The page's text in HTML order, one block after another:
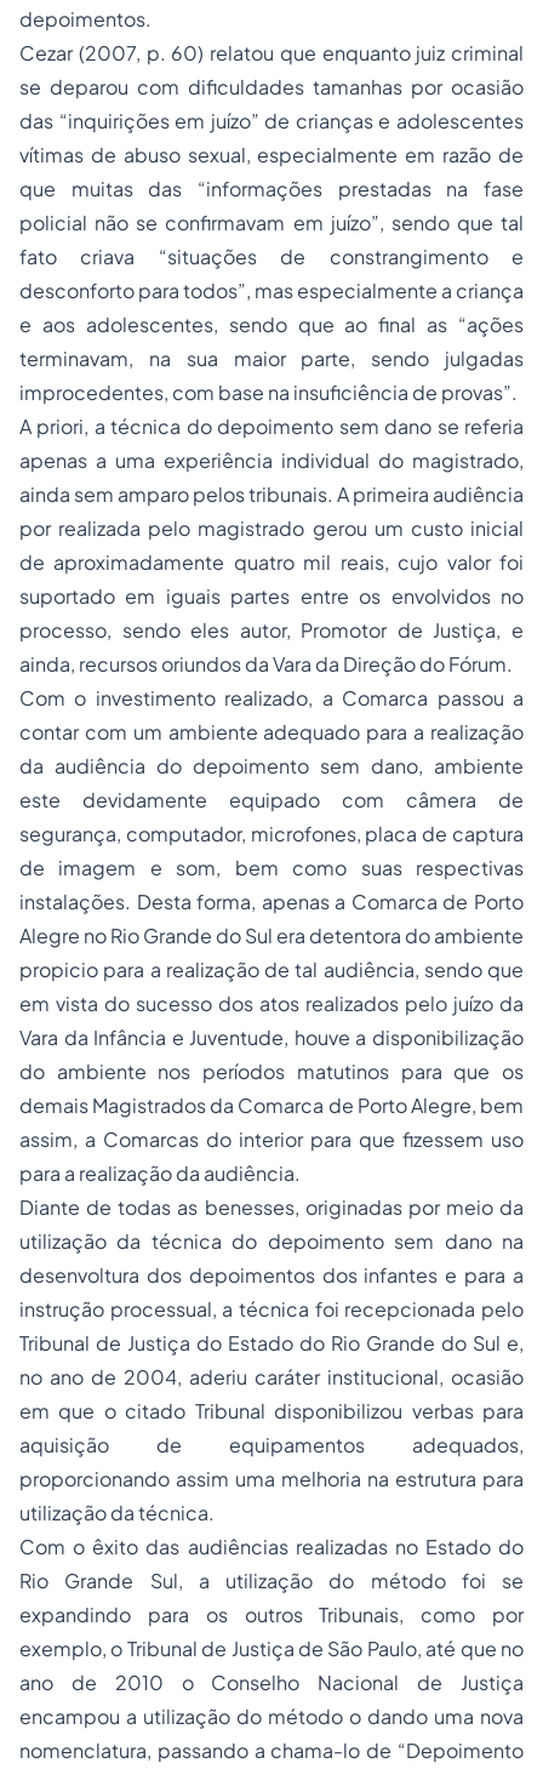
depoimentos.
Cezar (2007, p. 60) relatou que enquanto juiz criminal
se deparou com dificuldades tamanhas por ocasião
das “inquirições em juízo” de crianças e adolescentes
vítimas de abuso sexual, especialmente em razão de
que muitas das “informações prestadas na fase
policial não se confirmavam em juízo”, sendo que tal
fato criava “situações de constrangimento e
desconforto para todos”, mas especialmente a criança
e aos adolescentes, sendo que ao final as “ações
terminavam, na sua maior parte, sendo julgadas
improcedentes, com base na insuficiência de provas”.
A priori, a técnica do depoimento sem dano se referia
apenas a uma experiência individual do magistrado,
ainda sem amparo pelos tribunais. A primeira audiência
por realizada pelo magistrado gerou um custo inicial
de aproximadamente quatro mil reais, cujo valor foi
suportado em iguais partes entre os envolvidos no
processo, sendo eles autor, Promotor de Justiça, e
ainda, recursos oriundos da Vara da Direção do Fórum.
Com o investimento realizado, a Comarca passou a
contar com um ambiente adequado para a realização
da audiência do depoimento sem dano, ambiente
este devidamente equipado com câmera de
segurança, computador, microfones, placa de captura
de imagem e som, bem como suas respectivas
instalações. Desta forma, apenas a Comarca de Porto
Alegre no Rio Grande do Sul era detentora do ambiente
propicio para a realização de tal audiência, sendo que
em vista do sucesso dos atos realizados pelo juízo da
Vara da Infância e Juventude, houve a disponibilização
do ambiente nos períodos matutinos para que os
demais Magistrados da Comarca de Porto Alegre, bem
assim, a Comarcas do interior para que fizessem uso
para a realização da audiência.
Diante de todas as benesses, originadas por meio da
utilização da técnica do depoimento sem dano na
desenvoltura dos depoimentos dos infantes e para a
instrução processual, a técnica foi recepcionada pelo
Tribunal de Justiça do Estado do Rio Grande do Sul e,
no ano de 2004, aderiu caráter institucional, ocasião
em que o citado Tribunal disponibilizou verbas para
aquisição de equipamentos adequados,
proporcionando assim uma melhoria na estrutura para
utilização da técnica.
Com o êxito das audiências realizadas no Estado do
Rio Grande Sul, a utilização do método foi se
expandindo para os outros Tribunais, como por
exemplo, o Tribunal de Justiça de São Paulo, até que no
ano de 2010 o Conselho Nacional de Justiça
encampou a utilização do método o dando uma nova
nomenclatura, passando a chama-lo de “Depoimento